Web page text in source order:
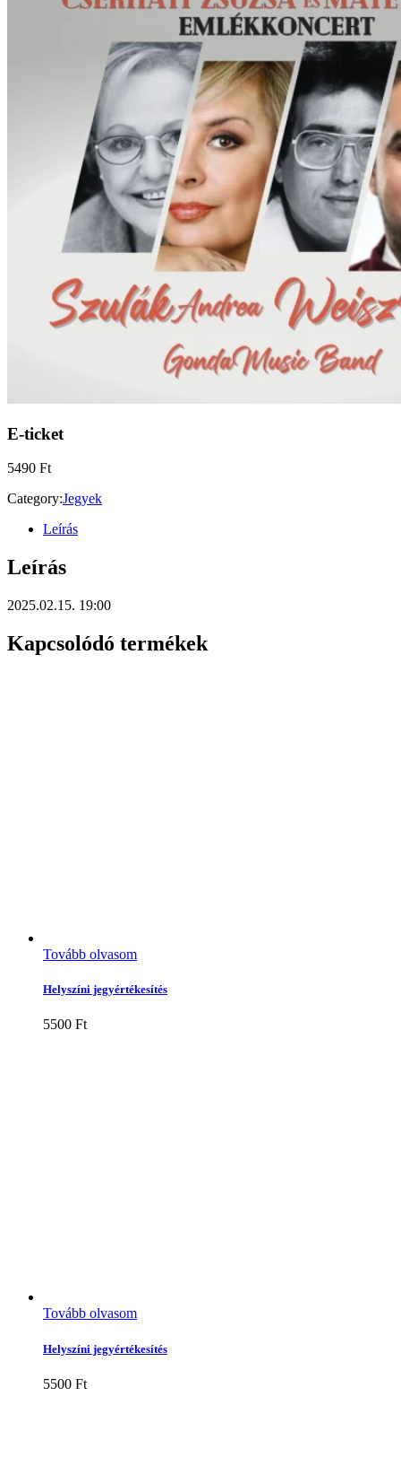
E-ticket
5490 Ft
Category:Jegyek
Leírás
Leírás
2025.02.15. 19:00
Kapcsolódó termékek
Tovább olvasom
Helyszíni jegyértékesítés
5500 Ft
Tovább olvasom
Helyszíni jegyértékesítés
5500 Ft